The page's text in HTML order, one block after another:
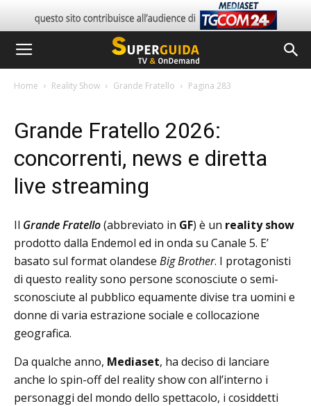
Home Reality Show Grande Fratello Pagina 283
Grande Fratello 2026:
concorrenti, news e diretta
live streaming
Il Grande Fratello(abbreviato in GF) è un reality show
prodotto dalla Endemol ed in onda su Canale 5. E’
basato sul format olandese Big Brother. I protagonisti
di questo reality sono persone sconosciute o semi-
sconosciute al pubblico equamente divise tra uomini e
donne di varia estrazione sociale e collocazione
geografica.
Da qualche anno, Mediaset, ha deciso di lanciare
anche lo spin-off del reality show con all’interno i
personaggi del mondo dello spettacolo, i cosiddetti